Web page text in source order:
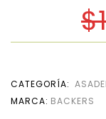
$
CATEGORÍA:
MARCA: BACKERS